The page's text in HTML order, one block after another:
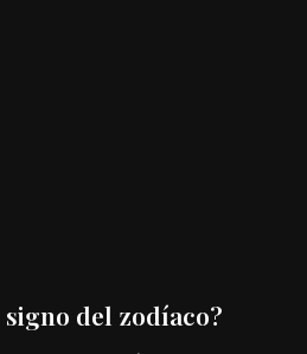
del zodíaco?